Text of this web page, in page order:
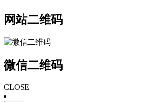
网站二维码
微信二维码
CLOSE